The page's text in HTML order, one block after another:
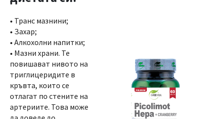
• Транс мазнини;
• Захар;
• Алкохолни напитки;
• Мазни храни. Те
повишават нивото на
триглицеридите в
кръвта, които се
отлагат по стените на
артериите. Това може